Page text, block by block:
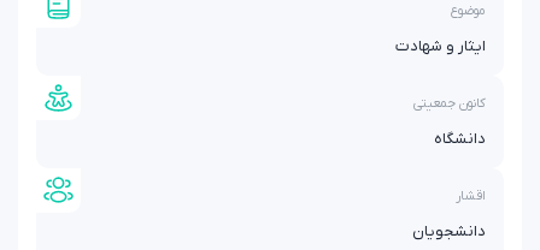
موضوع
ایثار و شهادت
کانون جمعیتی
دانشگاه
اقشار
دانشجویان